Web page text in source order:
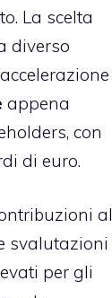
La scelta
diverso
appena
con
di euro.
al
svalutazioni
per gli